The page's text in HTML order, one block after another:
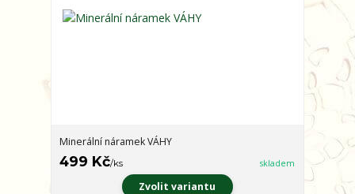
Minerální náramek VÁHY
499 Kč/ks skladem
Zvolit variantu